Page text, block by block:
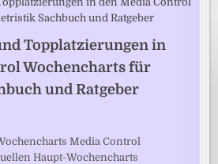
Topplatzierungen in
Wochencharts für
und Ratgeber
Media Control
Haupt-Wochencharts